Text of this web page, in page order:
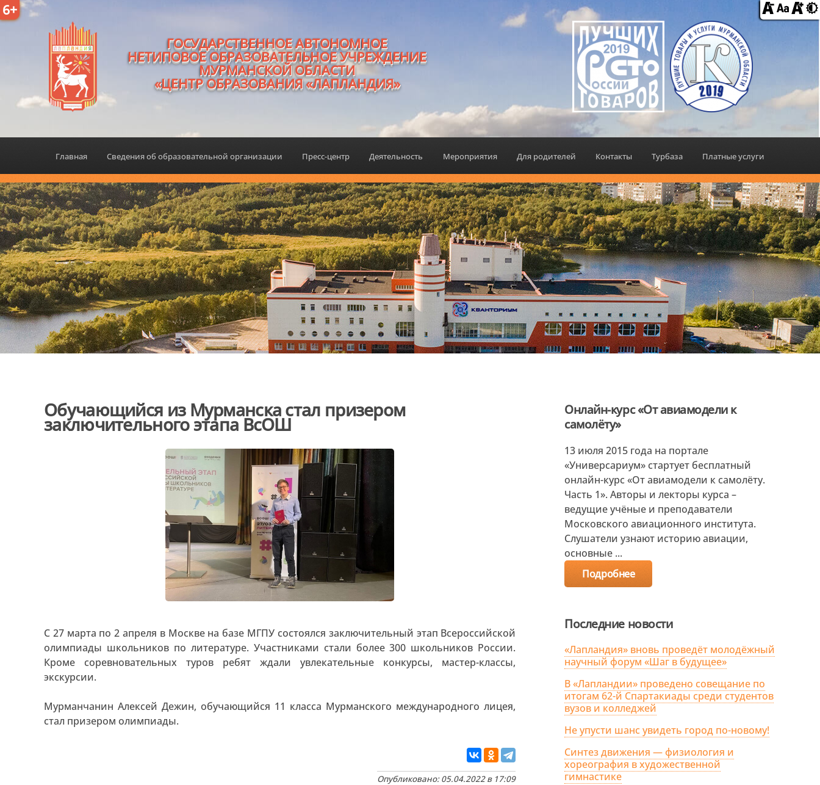
6+
ГОСУДАРСТВЕННОЕ АВТОНОМНОЕ
НЕТИПОВОЕ ОБРАЗОВАТЕЛЬНОЕ УЧРЕЖДЕНИЕ
МУРМАНСКОЙ ОБЛАСТИ
«ЦЕНТР ОБРАЗОВАНИЯ «ЛАПЛАНДИЯ»
Главная Сведения об образовательной организации Пресс-центр Деятельность Мероприятия Для родителей Контакты Турбаза Платные услуги
Обучающийся из Мурманска стал призером
заключительного этапа ВсОШ
С 27 марта по 2 апреля в Москве на базе МГПУ состоялся заключительный этап Всероссийской
олимпиады школьников по литературе. Участниками стали более 300 школьников России.
Кроме соревновательных туров ребят ждали увлекательные конкурсы, мастер-классы,
экскурсии.
Мурманчанин Алексей Дежин, обучающийся 11 класса Мурманского международного лицея,
стал призером олимпиады.
Опубликовано: 05.04.2022 в 17:09
Онлайн-курс «От авиамодели к
самолёту»
13 июля 2015 года на портале
«Универсариум» стартует бесплатный
онлайн-курс «От авиамодели к самолёту.
Часть 1». Авторы и лекторы курса –
ведущие учёные и преподаватели
Московского авиационного института.
Слушатели узнают историю авиации,
основные ...
Подробнее
Последние новости
«Лапландия» вновь проведёт молодёжный
научный форум «Шаг в будущее»
В «Лапландии» проведено совещание по
итогам 62-й Спартакиады среди студентов
вузов и колледжей
Не упусти шанс увидеть город по-новому!
Синтез движения — физиология и
хореография в художественной
гимнастике